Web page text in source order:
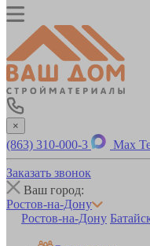
×
(863) 310-000-3 Max
Заказать звонок
Ваш город:
Ростов-на-Дону
Ростов-на-Дону